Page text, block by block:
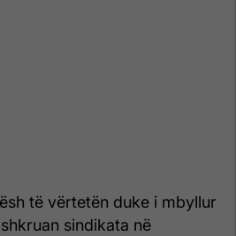
të vërtetën duke i mbyllur
sindikata në